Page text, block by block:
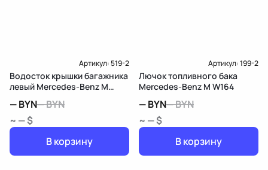
Артикул:519-2
Водосток крышки багажника
левый Mercedes-Benz M
—BYN—BYN
~ — $
В корзину
Артикул:199-2
Лючок топливного бака
Mercedes-Benz M W164
—BYN—BYN
~ — $
В корзину